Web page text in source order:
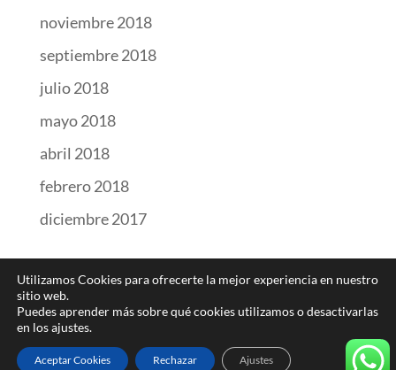
noviembre 2018
septiembre 2018
julio 2018
mayo 2018
abril 2018
febrero 2018
diciembre 2017
Web Design
Privacidad
Utilizamos Cookies para ofrecerte la mejor experiencia en nuestro
sitio web.
Puedes aprender más sobre qué cookies utilizamos o desactivarlas
en los ajustes.
Aceptar Cookies Rechazar Ajustes